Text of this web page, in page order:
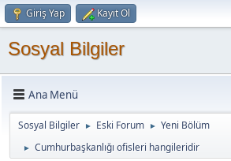
Giriş Yap Kayıt Ol
Sosyal Bilgiler
Ana Menü
Sosyal Bilgiler ► Eski Forum ► Yeni Bölüm
► Cumhurbaşkanlığı ofisleri hangileridir